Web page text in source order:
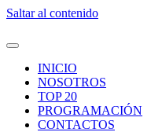
Saltar al contenido
INICIO
NOSOTROS
TOP 20
PROGRAMACIÓN
CONTACTOS